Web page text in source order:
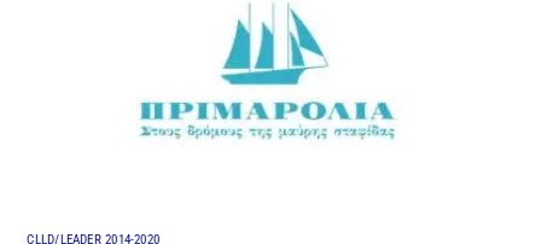
CLLD/LEADER 2014-2020